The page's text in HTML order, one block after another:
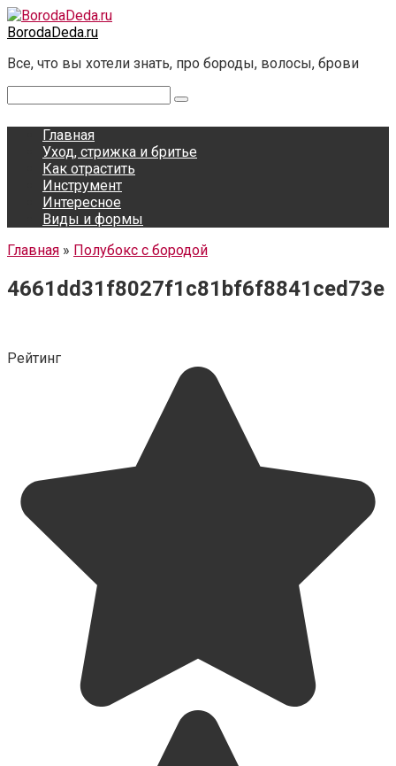
Перейти
к
BorodaDeda.ru
Все, что вы хотели знать, про бороды, волосы, брови
Главная
Уход, стрижка и бритье
Как отрастить
Инструмент
Интересное
Виды и формы
Главная » Полубокс с бородой
4661dd31f8027f1c81bf6f8841ced73e
Рейтинг